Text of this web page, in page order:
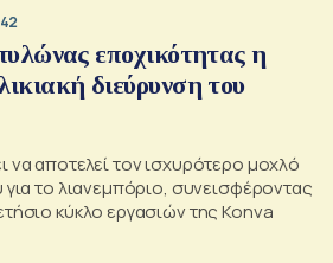
εποχικότητας η
διεύρυνση του
να αποτελεί τον ισχυρότερο μοχλό
το λιανεμπόριο, συνεισφέροντας
κύκλο εργασιών της Konva